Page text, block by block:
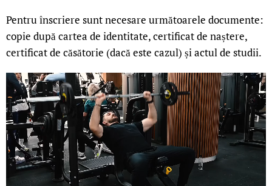
Pentru înscriere sunt necesare următoarele documente:
copie după cartea de identitate, certificat de naștere,
certificat de căsătorie (dacă este cazul) și actul de studii.